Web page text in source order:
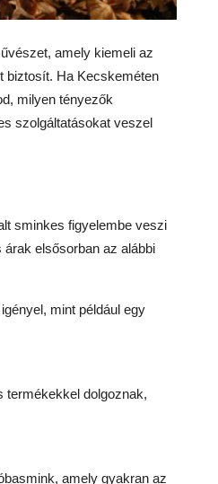
amely kiemeli az
biztosít. Ha Kecskeméten
milyen tényezők
szolgáltatásokat veszel
sminkes figyelembe veszi
elsősorban az alábbi
mint például egy
termékekkel dolgoznak,
amely gyakran az